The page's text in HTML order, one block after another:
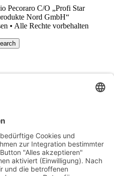
Pecoraro C/O „Profi Star
Nord GmbH“
• Alle Rechte vorbehalten